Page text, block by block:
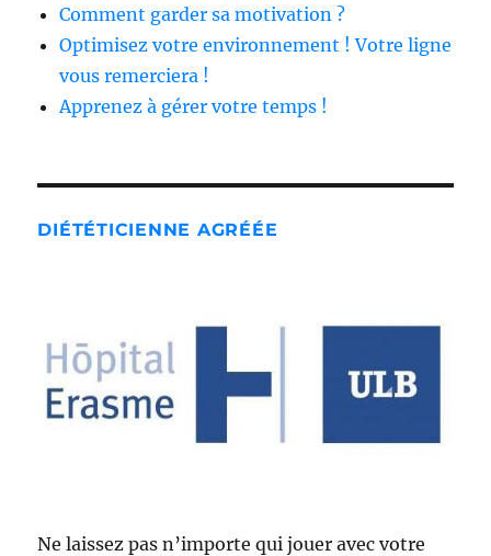
Comment garder sa motivation ?
Optimisez votre environnement ! Votre ligne
vous remerciera !
Apprenez à gérer votre temps !
DIÉTÉTICIENNE AGRÉÉE
Ne laissez pas n’importe qui jouer avec votre